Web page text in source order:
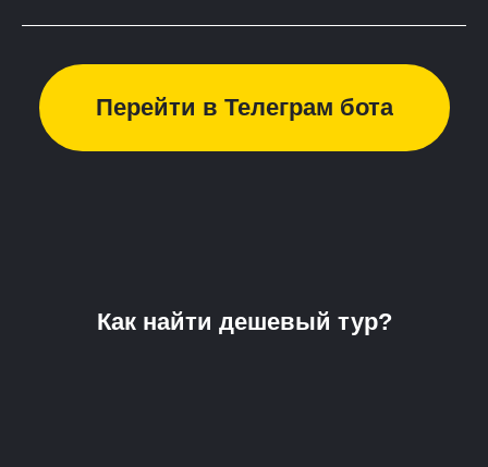
Перейти в Телеграм бота
Как найти дешевый тур?